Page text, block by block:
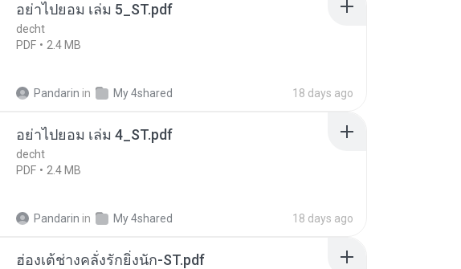
อย่าไปยอม เล่ม 5_ST.pdf
decht
PDF
2.4 MB
Pandarin in My 4shared 18 days ago
อย่าไปยอม เล่ม 4_ST.pdf
decht
PDF
2.4 MB
Pandarin in My 4shared 18 days ago
ฮ่องเต้ช่างคลั่งรักยิ่งนัก-ST.pdf